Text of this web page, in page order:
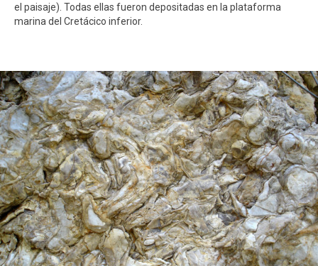
el paisaje). Todas ellas fueron depositadas en la plataforma
marina del Cretácico inferior.